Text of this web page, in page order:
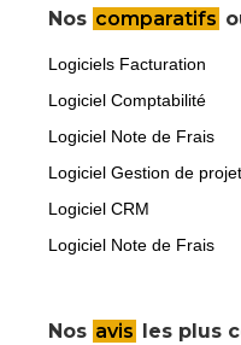
Nos comparatifs
Logiciels Facturation
Logiciel Comptabilité
Logiciel Note de Frais
Logiciel Gestion de
Logiciel CRM
Logiciel Note de Frais
Nos avis les plus